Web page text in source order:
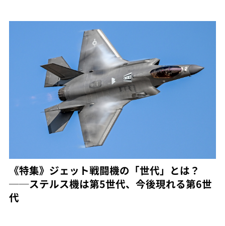
《特集》ジェット戦闘機の「世代」とは？
──ステルス機は第5世代、今後現れる第6世
代